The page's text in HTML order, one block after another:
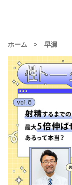
ホーム > 早漏